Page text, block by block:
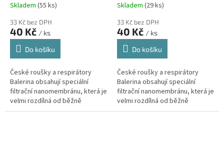
Skladem (55 ks)
33 Kč bez DPH
40 Kč / ks
Do košíku
České roušky a respirátory
Balerina obsahují speciální
filtrační nanomembránu, která je
velmi rozdílná od běžně
používaných materiálů typu
Skladem (29 ks)
33 Kč bez DPH
40 Kč / ks
Do košíku
České roušky a respirátory
Balerina obsahují speciální
filtrační nanomembránu, která je
velmi rozdílná od běžně
používaných materiálů typu